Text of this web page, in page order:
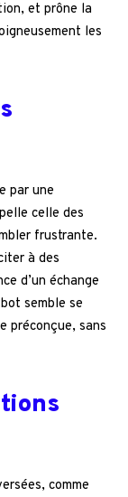
et prône la
les
par une
celle des
frustrante.
à des
d’un échange
semble se
préconçue, sans
comme